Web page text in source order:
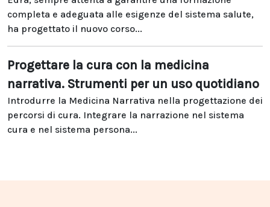
completa e adeguata alle esigenze del sistema salute,
ha progettato il nuovo corso...
Progettare la cura con la medicina
narrativa. Strumenti per un uso quotidiano
Introdurre la Medicina Narrativa nella progettazione dei
percorsi di cura. Integrare la narrazione nel sistema
cura e nel sistema persona...